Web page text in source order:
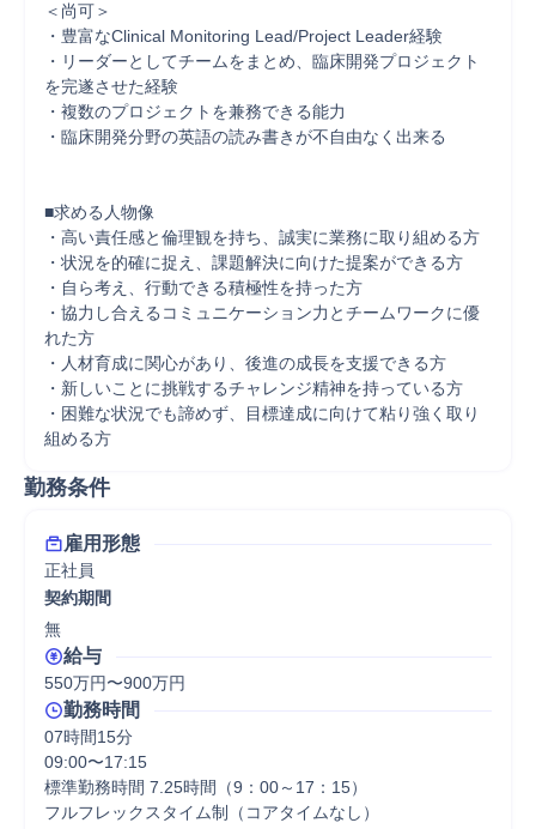
＜尚可＞
・豊富なClinical Monitoring Lead/Project Leader経験
・リーダーとしてチームをまとめ、臨床開発プロジェクト
を完遂させた経験
・複数のプロジェクトを兼務できる能力
・臨床開発分野の英語の読み書きが不自由なく出来る
■求める人物像
・高い責任感と倫理観を持ち、誠実に業務に取り組める方
・状況を的確に捉え、課題解決に向けた提案ができる方
・自ら考え、行動できる積極性を持った方
・協力し合えるコミュニケーション力とチームワークに優
れた方
・人材育成に関心があり、後進の成長を支援できる方
・新しいことに挑戦するチャレンジ精神を持っている方
・困難な状況でも諦めず、目標達成に向けて粘り強く取り
組める方
勤務条件
雇用形態
正社員
契約期間
無
給与
550万円〜900万円
勤務時間
07時間15分
09:00〜17:15
標準勤務時間 7.25時間（9：00～17：15）
フルフレックスタイム制（コアタイムなし）